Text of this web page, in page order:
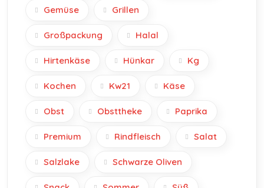
Gemüse Grillen
Großpackung Halal
Hirtenkäse Hünkar Kg
Kochen Kw21 Käse
Obst Obsttheke Paprika
Premium Rindfleisch Salat
Salzlake Schwarze Oliven